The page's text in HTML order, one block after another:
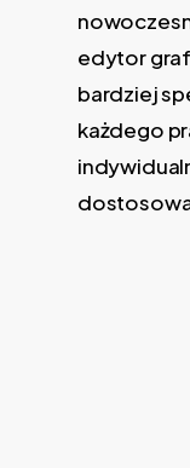
edytor
bardziej
każdego